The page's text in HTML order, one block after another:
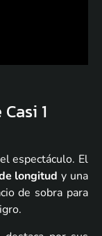
1
espectáculo. El
longitud y una
de sobra para